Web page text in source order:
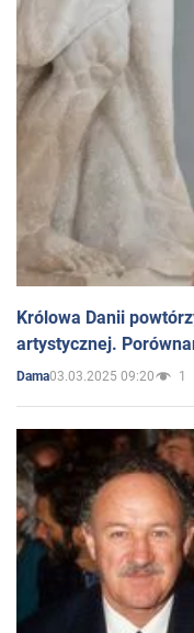
Królowa Danii
artystycznej.
Dama03.03.2025 09:20 1